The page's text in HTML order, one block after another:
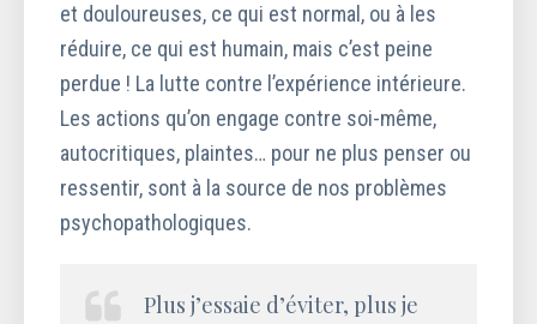
et douloureuses, ce qui est normal, ou à les
réduire, ce qui est humain, mais c’est peine
perdue ! La lutte contre l’expérience intérieure.
Les actions qu’on engage contre soi-même,
autocritiques, plaintes… pour ne plus penser ou
ressentir, sont à la source de nos problèmes
psychopathologiques.
Plus j’essaie d’éviter, plus je